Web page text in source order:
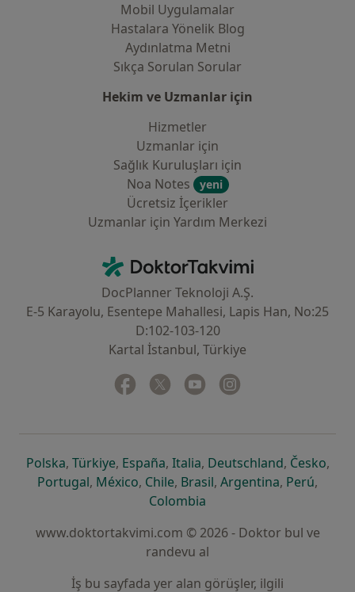
Mobil Uygulamalar
Hastalara Yönelik Blog
Aydınlatma Metni
Sıkça Sorulan Sorular
Hekim ve Uzmanlar için
Hizmetler
Uzmanlar için
Sağlık Kuruluşları için
Noa Notes
yeni
Ücretsiz İçerikler
Uzmanlar için Yardım Merkezi
DoktorTakvimi - Ana Sayfa
DocPlanner Teknoloji A.Ş.
E-5 Karayolu, Esentepe Mahallesi, Lapis Han, No:25
D:102-103-120
Kartal İstanbul, Türkiye
Facebook
yeni bir sekmede açılır
Twitter
yeni bir sekmede açılır
Youtube
yeni bir sekmede açılır
Polskayeni bir sekmede açılır
, Türkiyeyeni bir sekmede açılır
, Españayeni bir sekmede açılır
, Italiayeni bir sekmede açılır
, Deutschlandyeni bir
, Českoyeni
,
Portugalyeni bir sekmede açılır
, Méxicoyeni bir sekmede açılır
, Chileyeni bir sekmede açılır
, Brasilyeni bir sekmede açılır
, Argentinayeni bir
, Perúyeni
,
Colombia
www.doktortakvimi.com © 2026 - Doktor bul ve
randevu al
İş bu sayfada yer alan görüşler, ilgili